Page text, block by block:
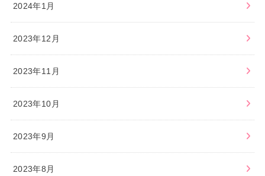
2024年1月
2023年12月
2023年11月
2023年10月
2023年9月
2023年8月